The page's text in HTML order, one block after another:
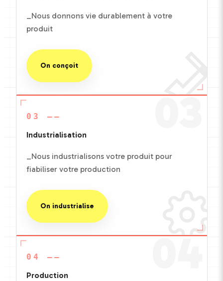
_Nous donnons vie durablement à votre
produit
On conçoit
03
03 ——
Industrialisation
_Nous industrialisons votre produit pour
fiabiliser votre production
On industrialise
04
04 ——
Production